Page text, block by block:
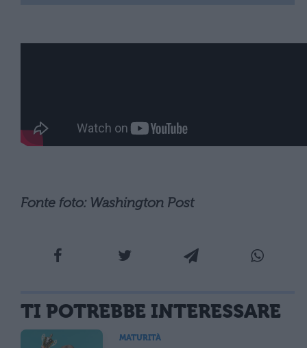
Fonte foto: Washington Post
TI POTREBBE INTERESSARE
MATURITÀ